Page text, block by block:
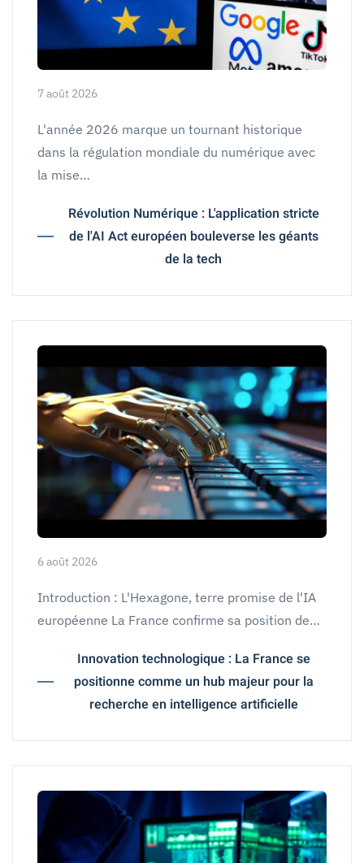
7 août 2026
L'année 2026 marque un tournant historique
dans la régulation mondiale du numérique avec
la mise…
Révolution Numérique : L'application stricte
de l'AI Act européen bouleverse les géants
de la tech
6 août 2026
Introduction : L'Hexagone, terre promise de l'IA
européenne La France confirme sa position de…
Innovation technologique : La France se
positionne comme un hub majeur pour la
recherche en intelligence artificielle